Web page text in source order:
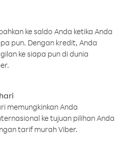
ke saldo Anda ketika Anda
pun. Dengan kredit, Anda
ke siapa pun di dunia
memungkinkan Anda
ke tujuan pilihan Anda
tarif murah Viber.